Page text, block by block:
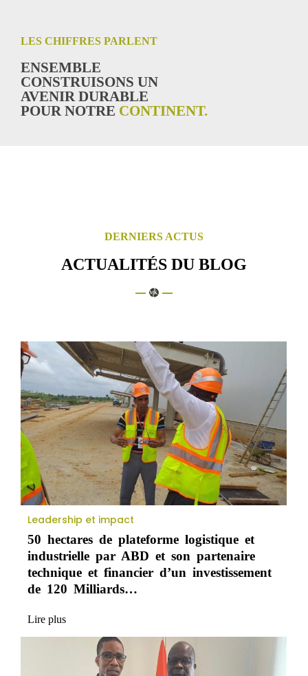
LES CHIFFRES PARLENT
ENSEMBLE
CONSTRUISONS UN
AVENIR DURABLE
POUR NOTRE CONTINENT.
DERNIERS ACTUS
ACTUALITÉS DU BLOG
Leadership et impact
50 hectares de plateforme logistique et
industrielle par ABD et son partenaire
technique et financier d’un investissement
de 120 Milliards…
Lire plus